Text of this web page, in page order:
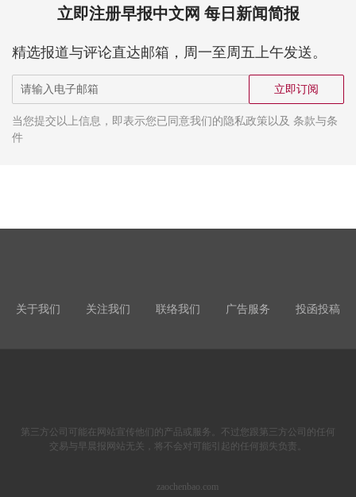
立即注册早报中文网 每日新闻简报
精选报道与评论直达邮箱，周一至周五上午发送。
立即订阅
当您提交以上信息，即表示您已同意我们的隐私政策以及 条款与条
件
关于我们 关注我们 联络我们 广告服务 投函投稿
第三方公司可能在网站宣传他们的产品或服务。不过您跟第三方公司的任何
交易与早晨报网站无关，将不会对可能引起的任何损失负责。
zaochenbao.com